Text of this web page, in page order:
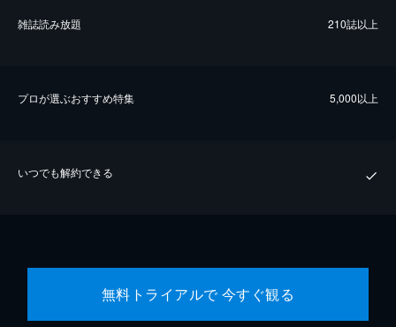
雑誌読み放題 210誌以上
プロが選ぶおすすめ特集 5,000以上
いつでも解約できる
無料トライアルで 今すぐ観る